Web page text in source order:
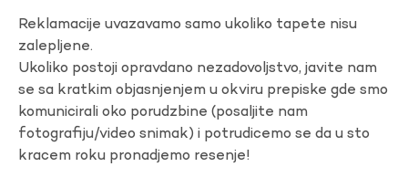
Reklamacije uvazavamo samo ukoliko tapete nisu
zalepljene.
Ukoliko postoji opravdano nezadovoljstvo, javite nam
se sa kratkim objasnjenjem u okviru prepiske gde smo
komunicirali oko porudzbine (posaljite nam
fotografiju/video snimak) i potrudicemo se da u sto
kracem roku pronadjemo resenje!